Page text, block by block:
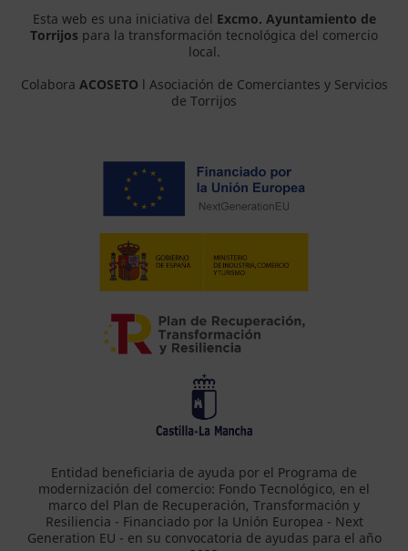
Esta web es una iniciativa del Excmo. Ayuntamiento de
Torrijos para la transformación tecnológica del comercio
local.
Colabora ACOSETO l Asociación de Comerciantes y Servicios
de Torrijos
Entidad beneficiaria de ayuda por el Programa de
modernización del comercio: Fondo Tecnológico, en el
marco del Plan de Recuperación, Transformación y
Resiliencia - Financiado por la Unión Europea - Next
Generation EU - en su convocatoria de ayudas para el año